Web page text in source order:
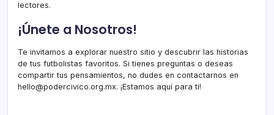
lectores.
¡Únete a Nosotros!
Te invitamos a explorar nuestro sitio y descubrir las historias
de tus futbolistas favoritos. Si tienes preguntas o deseas
compartir tus pensamientos, no dudes en contactarnos en
hello@podercivico.org.mx. ¡Estamos aquí para ti!